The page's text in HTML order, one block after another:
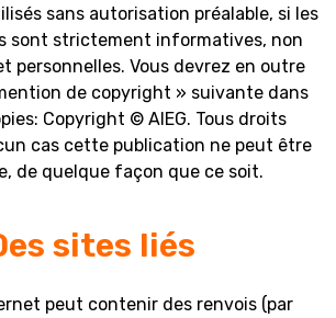
sans autorisation préalable, si les
sont strictement informatives, non
personnelles. Vous devrez en outre
de copyright » suivante dans
Copyright © AIEG. Tous droits
cas cette publication ne peut être
de quelque façon que ce soit.
sites liés
peut contenir des renvois (par